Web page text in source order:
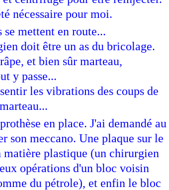
nécessaire pour moi.
mettent en route...
doit être un as du bricolage.
et bien sûr marteau,
y passe...
les vibrations des coups de
marteau...
en place. J'ai demandé au
son meccano. Une plaque sur le
plastique (un chirurgien
opérations d'un bloc voisin
du pétrole), et enfin le bloc